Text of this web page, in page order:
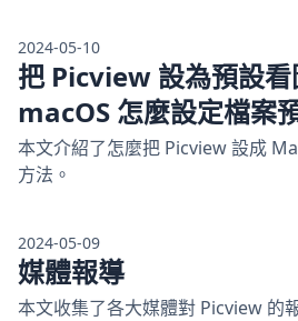
2024-05-10
把 Picview 設為預設
macOS 怎麼設定檔案
本文介紹了怎麼把 Picview 設成
方法。
2024-05-09
媒體報導
本文收集了各大媒體對 Picview 的